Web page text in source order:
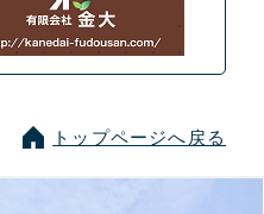
トップページへ戻る